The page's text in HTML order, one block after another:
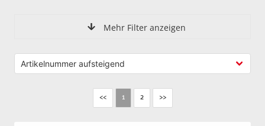
Mehr Filter anzeigen
<< 1 2 >>